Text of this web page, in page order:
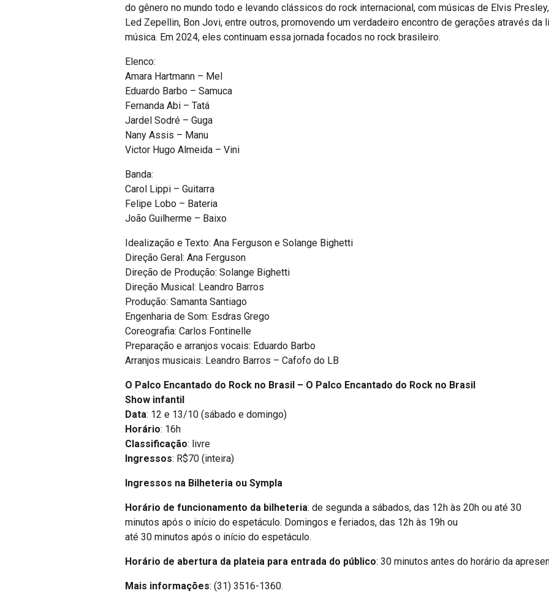
do gênero no mundo todo e levando clássicos do rock internacional, com músicas de Elvis
Led Zepellin, Bon Jovi, entre outros, promovendo um verdadeiro encontro de gerações através da
música. Em 2024, eles continuam essa jornada focados no rock brasileiro.
Elenco:
Amara Hartmann – Mel
Eduardo Barbo – Samuca
Fernanda Abi – Tatá
Jardel Sodré – Guga
Nany Assis – Manu
Victor Hugo Almeida – Vini
Banda:
Carol Lippi – Guitarra
Felipe Lobo – Bateria
João Guilherme – Baixo
Idealização e Texto: Ana Ferguson e Solange Bighetti
Direção Geral: Ana Ferguson
Direção de Produção: Solange Bighetti
Direção Musical: Leandro Barros
Produção: Samanta Santiago
Engenharia de Som: Esdras Grego
Coreografia: Carlos Fontinelle
Preparação e arranjos vocais: Eduardo Barbo
Arranjos musicais: Leandro Barros – Cafofo do LB
O Palco Encantado do Rock no Brasil – O Palco Encantado do Rock no Brasil
Show infantil
Data: 12 e 13/10 (sábado e domingo)
Horário: 16h
Classificação: livre
Ingressos: R$70 (inteira)
Ingressos na Bilheteria ou Sympla
Horário de funcionamento da bilheteria: de segunda a sábados, das 12h às 20h ou até 30
minutos após o início do espetáculo. Domingos e feriados, das 12h às 19h ou
até 30 minutos após o início do espetáculo.
Horário de abertura da plateia para entrada do público: 30 minutos antes do horário da
Mais informações: (31) 3516-1360.